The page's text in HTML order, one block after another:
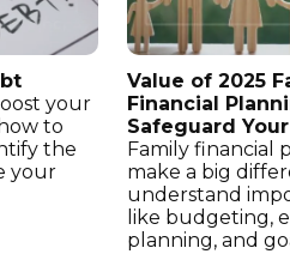
your
to
the
your
Value of 2025
Financial
Safeguard
Family financial
make a big
understand
like budgeting,
planning, and